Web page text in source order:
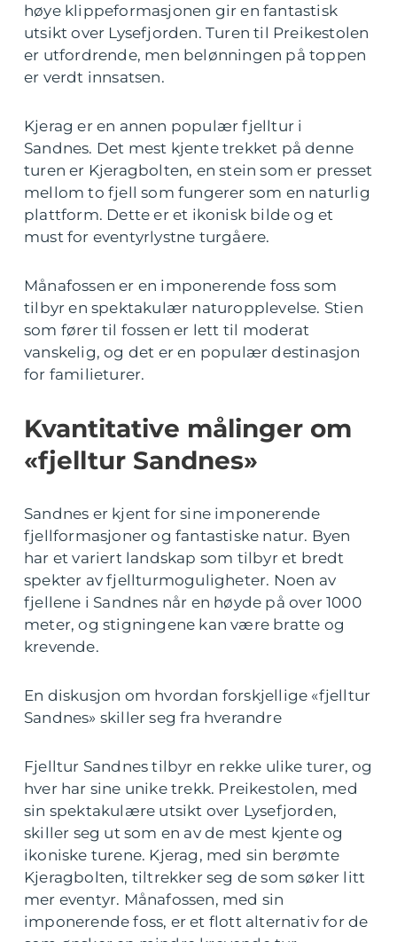
høye klippeformasjonen gir en fantastisk
utsikt over Lysefjorden. Turen til Preikestolen
er utfordrende, men belønningen på toppen
er verdt innsatsen.
Kjerag er en annen populær fjelltur i
Sandnes. Det mest kjente trekket på denne
turen er Kjeragbolten, en stein som er presset
mellom to fjell som fungerer som en naturlig
plattform. Dette er et ikonisk bilde og et
must for eventyrlystne turgåere.
Månafossen er en imponerende foss som
tilbyr en spektakulær naturopplevelse. Stien
som fører til fossen er lett til moderat
vanskelig, og det er en populær destinasjon
for familieturer.
Kvantitative målinger om
«fjelltur Sandnes»
Sandnes er kjent for sine imponerende
fjellformasjoner og fantastiske natur. Byen
har et variert landskap som tilbyr et bredt
spekter av fjellturmoguligheter. Noen av
fjellene i Sandnes når en høyde på over 1000
meter, og stigningene kan være bratte og
krevende.
En diskusjon om hvordan forskjellige «fjelltur
Sandnes» skiller seg fra hverandre
Fjelltur Sandnes tilbyr en rekke ulike turer, og
hver har sine unike trekk. Preikestolen, med
sin spektakulære utsikt over Lysefjorden,
skiller seg ut som en av de mest kjente og
ikoniske turene. Kjerag, med sin berømte
Kjeragbolten, tiltrekker seg de som søker litt
mer eventyr. Månafossen, med sin
imponerende foss, er et flott alternativ for de